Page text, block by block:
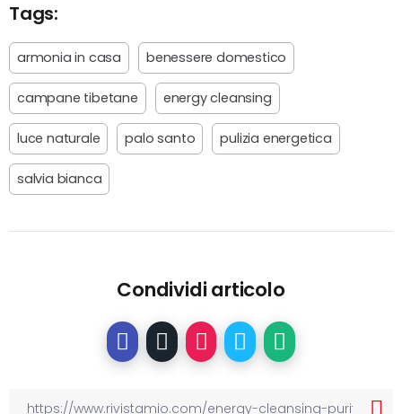
Tags:
armonia in casa benessere domestico
campane tibetane energy cleansing
luce naturale palo santo pulizia energetica
salvia bianca
Condividi articolo